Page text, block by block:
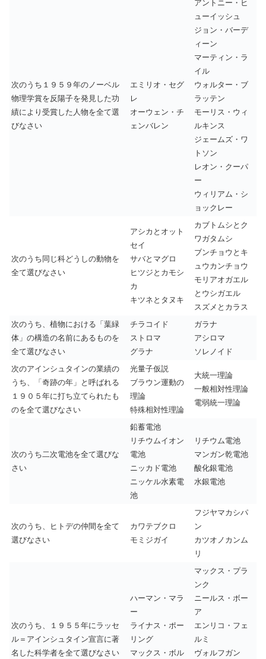
次のうち１９５９年のノーベル
物理学賞を反陽子を発見した功
績により受賞した人物を全て選
びなさい
エミリオ・セグ
レ
オーウェン・チ
ェンバレン
アントニー・ヒ
ューイッシュ
ジョン・バーデ
ィーン
マーティン・ラ
イル
ウォルター・ブ
ラッテン
モーリス・ウィ
ルキンス
ジェームズ・ワ
トソン
レオン・クーパ
ー
ウィリアム・シ
ョックレー
次のうち同じ科どうしの動物を
全て選びなさい
アシカとオット
セイ
サバとマグロ
ヒツジとカモシ
カ
キツネとタヌキ
カブトムシとク
ワガタムシ
ブンチョウとキ
ュウカンチョウ
モリアオガエル
とウシガエル
スズメとカラス
次のうち、植物における「葉緑
体」の構造の名前にあるものを
全て選びなさい
チラコイド
ストロマ
グラナ
ガラナ
アシロマ
ソレノイド
次のアインシュタインの業績の
うち、「奇跡の年」と呼ばれる
１９０５年に打ち立てられたも
のを全て選びなさい
光量子仮説
ブラウン運動の
理論
特殊相対性理論
大統一理論
一般相対性理論
電弱統一理論
次のうち二次電池を全て選びな
さい
鉛蓄電池
リチウムイオン
電池
ニッカド電池
ニッケル水素電
池
リチウム電池
マンガン乾電池
酸化銀電池
水銀電池
次のうち、ヒトデの仲間を全て
選びなさい
カワテブクロ
モミジガイ
フジヤマカシパ
ン
カツオノカンム
リ
次のうち、１９５５年にラッセ
ル＝アインシュタイン宣言に著
名した科学者を全て選びなさい
ハーマン・マラ
ー
ライナス・ポー
リング
マックス・ボル
マックス・プラ
ンク
ニールス・ボー
ア
エンリコ・フェ
ルミ
ヴォルフガン